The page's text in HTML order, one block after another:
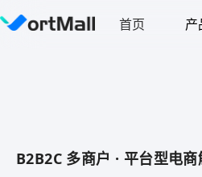
首页 产
B2B2C 多商户 · 平台型电